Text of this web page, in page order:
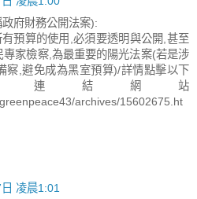
府財務公開法案):
預算的使用,必須要透明與公開,甚至
專家檢察,為最重要的陽光法案(若是涉
察,避免成為黑室預算)/詳情點擊以下
連結網站
archives/15602675.ht
凌晨1:01